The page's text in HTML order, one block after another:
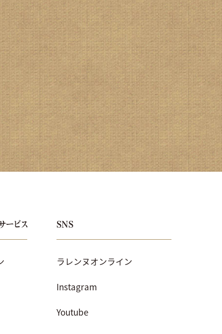
ービス SNS
ラレンヌオンライン
Instagram
Youtube